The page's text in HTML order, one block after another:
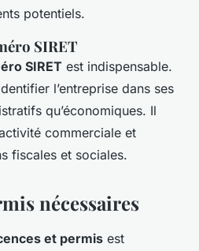
potentiels.
SIRET
SIRET est indispensable.
l’entreprise dans ses
qu’économiques. Il
commerciale et
fiscales et sociales.
nécessaires
et permis est